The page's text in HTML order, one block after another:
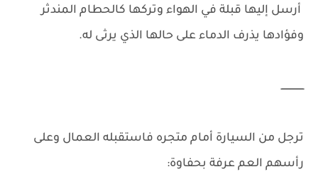
أرسل إليها قبلة في الهواء وتركها كالحطام المندثر
وفؤادها يذرف الدماء على حالها الذي يرثى له.
ــــــــــــــــ
ترجل من السيارة أمام متجره فاستقبله العمال وعلى
رأسهم العم عرفة بحفاوة: